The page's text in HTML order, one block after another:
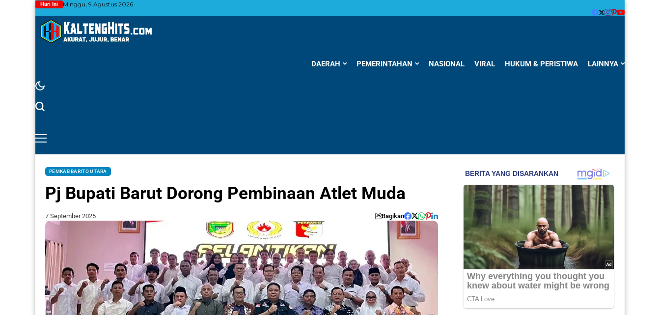
Hari Ini Minggu, 9 Agustus 2026
DAERAH PEMERINTAHAN NASIONAL VIRAL HUKUM & PERISTIWA LAINNYA
PEMKAB BARITO UTARA
Pj Bupati Barut Dorong Pembinaan Atlet Muda
7 September 2025 Bagikan